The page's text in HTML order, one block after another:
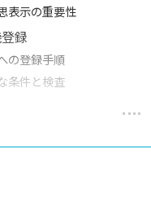
表示の重要性
録
の登録手順
条件と検査